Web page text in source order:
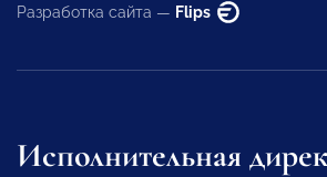
Разработка сайта — Flips
Исполнительная